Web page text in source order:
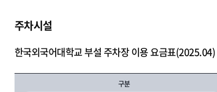
주차시설
한국외국어대학교 부설 주차장 이용 요금표(2025.04)
구분